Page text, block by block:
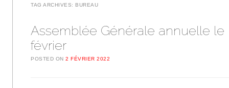
TAG ARCHIVES: BUREAU
Assemblée Générale annuelle le
février
POSTED ON2 FÉVRIER 2022